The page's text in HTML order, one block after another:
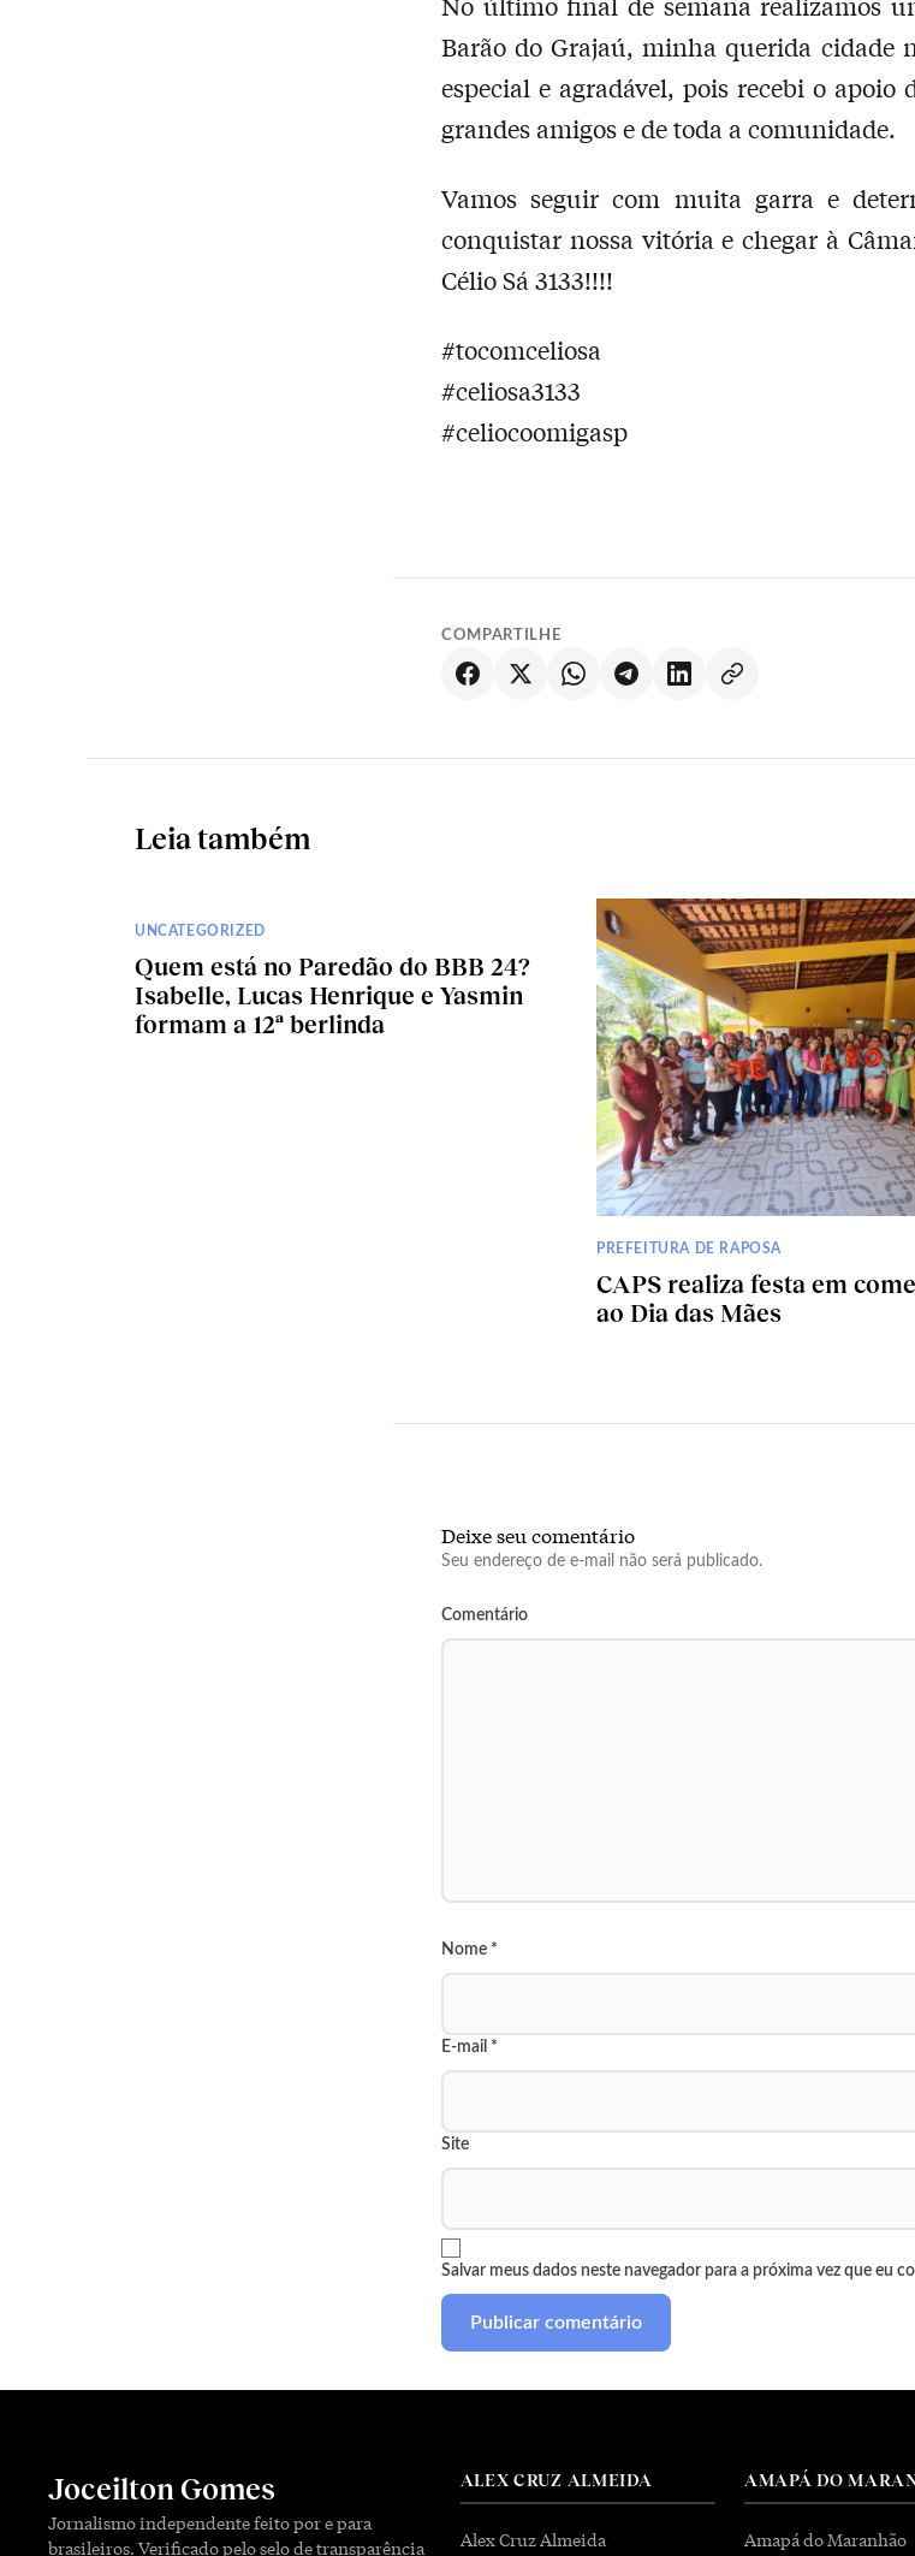
Barão do Grajaú, minha querida cidade
especial e agradável, pois recebi o apoio
grandes amigos e de toda a comunidade.
Vamos seguir com muita garra e
conquistar nossa vitória e chegar à
Célio Sá 3133!!!!
#tocomceliosa
#celiosa3133
#celiocoomigasp
COMPARTILHE
Leia também
UNCATEGORIZED
Quem está no Paredão do BBB 24?
Isabelle, Lucas Henrique e Yasmin
formam a 12ª berlinda
PREFEITURA DE RAPOSA
CAPS realiza festa em
ao Dia das Mães
Deixe seu comentário
Seu endereço de e-mail não será publicado.
Comentário
Nome *
E-mail *
Site
Salvar meus dados neste navegador para a próxima vez que eu
Joceilton Gomes
Jornalismo independente feito por e para
brasileiros. Verificado pelo selo de transparência
ALEX CRUZ ALMEIDA
Alex Cruz Almeida
AMAPÁ DO
Amapá do Maranhão